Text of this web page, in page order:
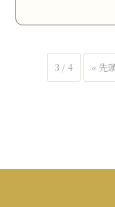
3 / 4 « 先